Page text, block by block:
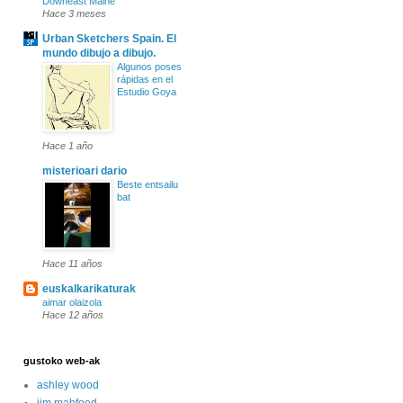
Hace 3 meses
Urban Sketchers Spain. El
mundo dibujo a dibujo.
Algunos poses
rápidas en el
Estudio Goya
Hace 1 año
misterioari dario
Beste entsailu
bat
Hace 11 años
euskalkarikaturak
aimar olaizola
Hace 12 años
gustoko web-ak
ashley wood